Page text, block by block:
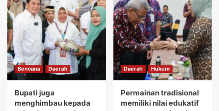
Bencana Daerah
Bupati juga
menghimbau kepada
Daerah Hukum
Permainan tradisional
memiliki nilai edukatif